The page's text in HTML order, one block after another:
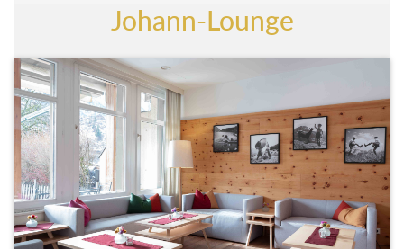
Johann-Lounge